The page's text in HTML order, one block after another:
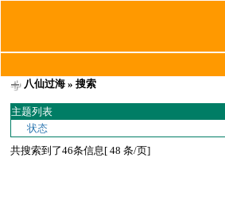
八仙过海 » 搜索
主题列表
状态
共搜索到了46条信息[ 48 条/页]